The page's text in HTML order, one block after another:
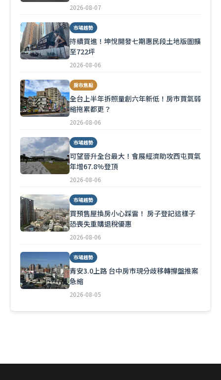
2026-08-07
市場趨勢
持續買進！坤悅開發七期惠民段土地版圖擴
至722坪
2026-08-06
房市焦點
全台上半年拆照量創六年新低！房市買氣弱
縮拖累都更？
2026-08-06
市場趨勢
可望晉升全台最大！會展經濟助攻西屯買氣
年增67.8%登頂
2026-08-06
市場趨勢
買預售屋換房小心踩雷！ 房子登記這樣子
恐喪失重購退稅優惠
2026-08-06
市場趨勢
青安3.0上路 台中房市現分歧移轉撐盤推案
急縮
2026-08-05